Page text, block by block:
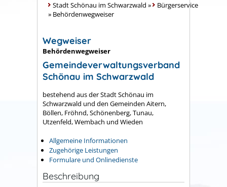
Stadt Schönau im Schwarzwald »
Bürgerservice
» Behördenwegweiser
Wegweiser
Behördenwegweiser
Gemeindeverwaltungsverband
Schönau im Schwarzwald
bestehend aus der Stadt Schönau im
Schwarzwald und den Gemeinden Aitern,
Böllen, Fröhnd, Schönenberg, Tunau,
Utzenfeld, Wembach und Wieden
Allgemeine Informationen
Zugehörige Leistungen
Formulare und Onlinedienste
Beschreibung